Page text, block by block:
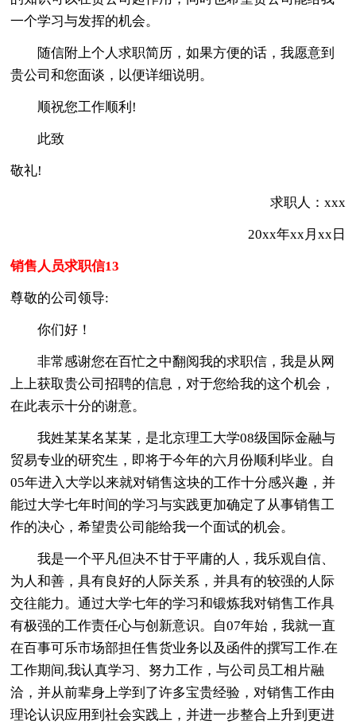
一个学习与发挥的机会。
随信附上个人求职简历，如果方便的话，我愿意到
贵公司和您面谈，以便详细说明。
顺祝您工作顺利!
此致
敬礼!
求职人：xxx
20xx年xx月xx日
销售人员求职信13
尊敬的公司领导:
你们好！
非常感谢您在百忙之中翻阅我的求职信，我是从网
上上获取贵公司招聘的信息，对于您给我的这个机会，
在此表示十分的谢意。
我姓某某名某某，是北京理工大学08级国际金融与
贸易专业的研究生，即将于今年的六月份顺利毕业。自
05年进入大学以来就对销售这块的工作十分感兴趣，并
能过大学七年时间的学习与实践更加确定了从事销售工
作的决心，希望贵公司能给我一个面试的机会。
我是一个平凡但决不甘于平庸的人，我乐观自信、
为人和善，具有良好的人际关系，并具有的较强的人际
交往能力。通过大学七年的学习和锻炼我对销售工作具
有极强的工作责任心与创新意识。自07年始，我就一直
在百事可乐市场部担任售货业务以及函件的撰写工作.在
工作期间,我认真学习、努力工作，与公司员工相片融
洽，并从前辈身上学到了许多宝贵经验，对销售工作由
理论认识应用到社会实践上，并进一步整合上升到更进